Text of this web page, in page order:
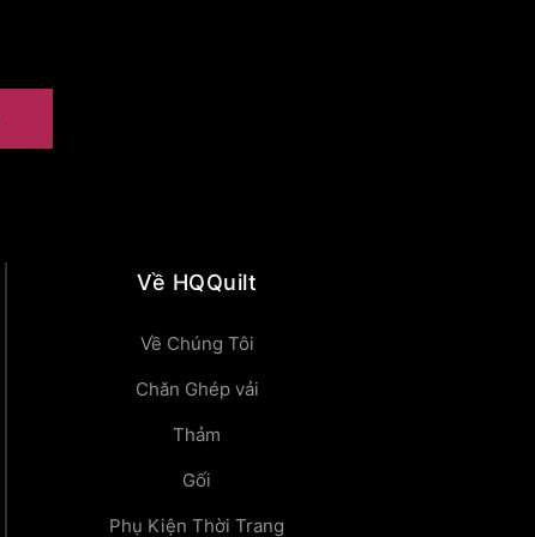
Về HQQuilt
Về Chúng Tôi
Chăn Ghép vải
Thảm
Gối
Phụ Kiện Thời Trang